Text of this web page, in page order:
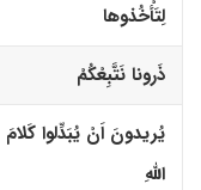
لِتَأْخُذوها
ذَرونا نَتَّبِعْکُمْ
یُریدونَ اَنْ یُبَدِّلوا کَلامَ
اللّهِ